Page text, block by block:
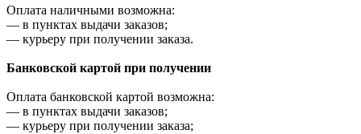
Оплата наличными возможна:
— в пунктах выдачи заказов;
— курьеру при получении заказа.
Банковской картой при получении
Оплата банковской картой возможна:
— в пунктах выдачи заказов;
— курьеру при получении заказа;